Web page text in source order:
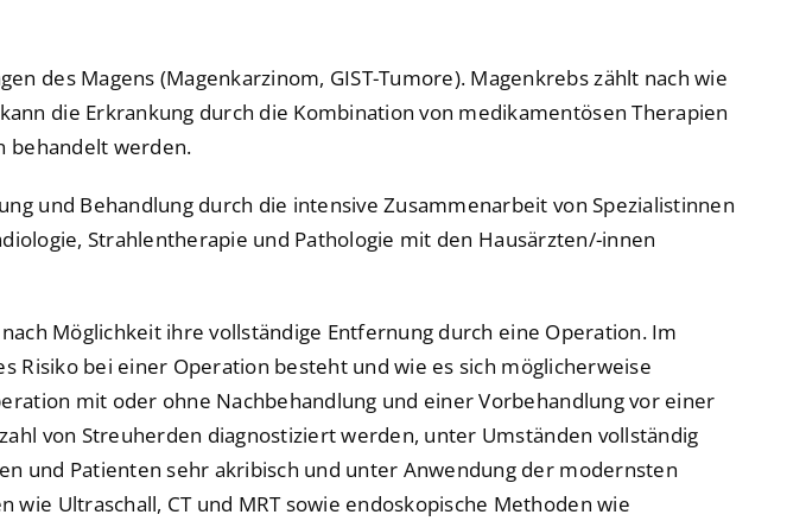
des Magens (Magenkarzinom, GIST-Tumore). Magenkrebs zählt nach wie
die Erkrankung durch die Kombination von medikamentösen Therapien
behandelt werden.
und Behandlung durch die intensive Zusammenarbeit von Spezialistinnen
Strahlentherapie und Pathologie mit den Hausärzten/-innen
Möglichkeit ihre vollständige Entfernung durch eine Operation. Im
Risiko bei einer Operation besteht und wie es sich möglicherweise
mit oder ohne Nachbehandlung und einer Vorbehandlung vor einer
von Streuherden diagnostiziert werden, unter Umständen vollständig
und Patienten sehr akribisch und unter Anwendung der modernsten
Ultraschall, CT und MRT sowie endoskopische Methoden wie